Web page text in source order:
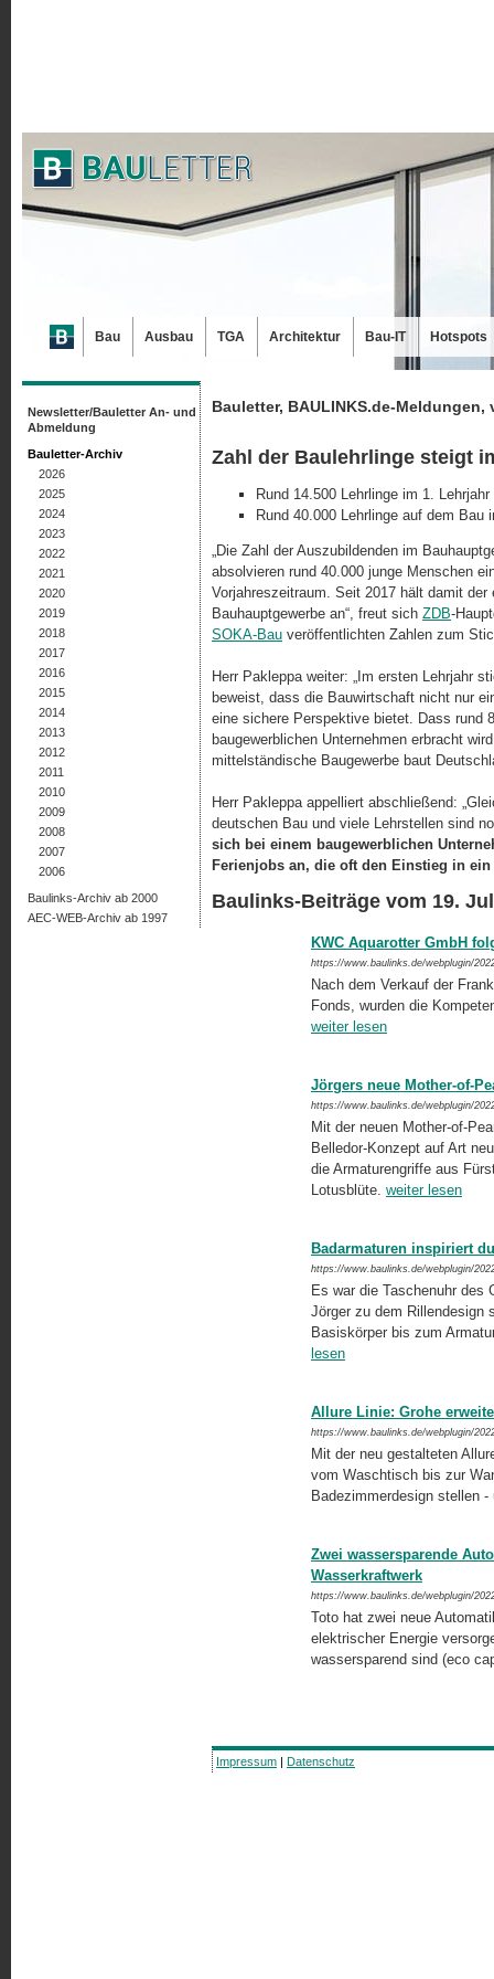
Bauletter, BAULINKS.de-Meldungen,
Zahl der Baulehrlinge steigt
Rund 14.500 Lehrlinge im 1.
Rund 40.000 Lehrlinge auf dem Bau
„Die Zahl der Auszubildenden im
absolvieren rund 40.000 junge Menschen
Vorjahreszeitraum. Seit 2017 hält damit
Bauhauptgewerbe an“, freut sich ZDB-
SOKA-Bau veröffentlichten Zahlen zum
Herr Pakleppa weiter: „Im ersten Lehrjahr
beweist, dass die Bauwirtschaft nicht nur
eine sichere Perspektive bietet. Dass rund
baugewerblichen Unternehmen erbracht
mittelständische Baugewerbe baut
Herr Pakleppa appelliert abschließend:
deutschen Bau und viele Lehrstellen sind
sich bei einem baugewerblichen
Ferienjobs an, die oft den Einstieg in
Baulinks-Beiträge vom 19.
KWC Aquarotter GmbH
https://www.baulinks.de/webplugin/
Nach dem Verkauf der
Fonds, wurden die
weiter lesen
Jörgers neue Mother-of-
https://www.baulinks.de/webplugin/
Mit der neuen Mother-of-
Belledor-Konzept auf Art
die Armaturengriffe aus
Lotusblüte. weiter lesen
Badarmaturen inspiriert
https://www.baulinks.de/webplugin/
Es war die Taschenuhr des
Jörger zu dem Rillendesign
Basiskörper bis zum
lesen
Allure Linie: Grohe
https://www.baulinks.de/webplugin/
Mit der neu gestalteten
vom Waschtisch bis zur
Badezimmerdesign stellen
Zwei wassersparende
Wasserkraftwerk
https://www.baulinks.de/webplugin/
Toto hat zwei neue
elektrischer Energie
wassersparend sind (eco
Newsletter/Bauletter An- und
Abmeldung
Bauletter-Archiv
2026
2025
2024
2023
2022
2021
2020
2019
2018
2017
2016
2015
2014
2013
2012
2011
2010
2009
2008
2007
2006
Baulinks-Archiv ab 2000
AEC-WEB-Archiv ab 1997
Impressum | Datenschutz
Bau Ausbau TGA Architektur Bau-IT Hotspots